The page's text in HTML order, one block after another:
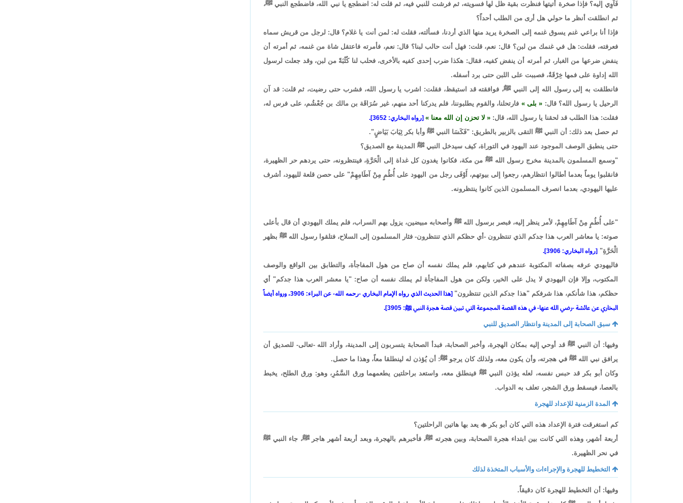
فَآوِي إليه؟ فإذا صخرة أتيتها فنظرت بقية ظل لها فسويته، ثم فرشت للنبي فيه، ثم قلت له: اضطجع يا نبي الله، فاضطجع النبي ﷺ،
ثم انطلقت أنظر ما حولي هل أرى من الطلب أحداً؟
فإذا أنا براعي غنم يسوق غنمه إلى الصخرة يريد منها الذي أردنا، فسألته، فقلت له: لمن أنت يا غلام؟ قال: لرجل من قريش سماه
فعرفته، فقلت: هل في غنمك من لبن؟ قال: نعم، قلت: فهل أنت حالب لبنا؟ قال: نعم، فأمرته فاعتقل شاة من غنمه، ثم أمرته أن
ينفض ضرعها من الغبار، ثم أمرته أن ينفض كفيه، فقال: هكذا ضرب إحدى كفيه بالأخرى، فحلب لنا كُثْبَةً من لبن، وقد جعلت لرسول
الله إداوة على فمها خِرْقَةٌ، فصببت على اللبن حتى برد أسفله.
فانطلقت به إلى رسول الله إلى النبي ﷺ، فوافقته قد استيقظ، فقلت: اشرب يا رسول الله، فشرب حتى رضيت، ثم قلت: قد آن
الرحيل يا رسول الله؟ قال:
بلى
فارتحلنا، والقوم يطلبوننا، فلم يدركنا أحد منهم، غير سُرَاقَة بن مالك بن جُعْشُم، على فرس له،
فقلت: هذا الطلب قد لحقنا يا رسول الله، قال:
لا تحزن إن الله معنا [رواه البخاري: 3652].
ثم حصل بعد ذلك: أن النبي ﷺ التقى بالزبير بالطريق: "فَكَسَا النبي ﷺ وأبا بكر ثِيَابَ بَيَاضٍ".
حتى ينطبق الوصف الموجود عند اليهود في التوراة، كيف سيدخل النبي ﷺ المدينة مع الصديق؟
"وسمع المسلمون بالمدينة مخرج رسول الله ﷺ من مكة، فكانوا يغدون كل غداة إلى الْحَرَّةِ، فينتظرونه، حتى يردهم حر الظهيرة،
فانقلبوا يوماً بعدما أطالوا انتظارهم، رجعوا إلى بيوتهم، أَوْفَى رجل من اليهود على أُطُمٍ مِنْ آطَامِهِمْ" على حصن قلعة لليهود، أشرف
عليها اليهودي، بعدما انصرف المسلمون الذين كانوا ينتظرونه.
"على أُطُمٍ مِنْ آطَامِهِمْ، لأمر ينظر إليه، فبصر برسول الله ﷺ وأصحابه مبيضين، يزول بهم السراب، فلم يملك اليهودي أن قال بأعلى
صوته: يا معاشر العرب هذا جدكم الذي تنتظرون -أي حظكم الذي تنتظرون- فثار المسلمون إلى السلاح، فتلقوا رسول الله ﷺ بظهر
الْحَرَّةِ" [رواه البخاري: 3906].
فاليهودي عرفه بصفاته المكتوبة عندهم في كتابهم، فلم يملك نفسه أن صاح من هول المفاجأة، والتطابق بين الواقع والوصف
المكتوب، وإلا فإن اليهودي لا يدل على الخير، ولكن من هول المفاجأة لم يملك نفسه أن صاح: "يا معشر العرب هذا جدكم" أي
حظكم، هذا شأنكم، هذا شرفكم "هذا جدكم الذين تنتظرون"
[هذا الحديث الذي رواه الإمام البخاري -رحمه الله- عن البراء: 3906، ورواه أيضاً
البخاري عن عائشة -رضي الله عنها- في هذه القصة المجموعة التي تبين قصة هجرة النبي ﷺ: 3905].
سبق الصحابة إلى المدينة وانتظار الصديق للنبي
وفيها: أن النبي ﷺ قد أوحي إليه بمكان الهجرة، وأخبر الصحابة، فبدأ الصحابة يتسربون إلى المدينة، وأراد الله -تعالى- للصديق أن
يرافق نبي الله ﷺ في هجرته، وأن يكون معه، ولذلك كان يرجو ﷺ: أن يُؤذن له لينطلقا معاً، وهذا ما حصل.
وكان أبو بكر قد حبس نفسه، لعله يؤذن النبي ﷺ فينطلق معه، واستعد براحلتين يطعمهما ورق السَّمُرِ، وهو: ورق الطلح، يخبط
بالعصا، فيسقط ورق الشجر، تعلف به الدواب.
المدة الزمنية للإعداد للهجرة
كم استغرقت فترة الإعداد هذه التي كان أبو بكر يعد بها هاتين الراحلتين؟
أربعة أشهر، وهذه التي كانت بين ابتداء هجرة الصحابة، وبين هجرته ﷺ، فأخبرهم بالهجرة، وبعد أربعة أشهر هاجر ﷺ، جاء النبي ﷺ
في نحر الظهيرة.
التخطيط للهجرة والإجراءات والأسباب المتخذة لذلك
وفيها: أن التخطيط للهجرة كان دقيقاً.